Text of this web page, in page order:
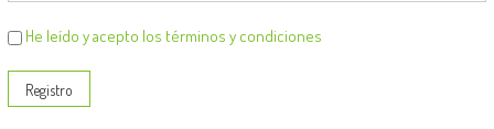
He leído y acepto los términos y condiciones